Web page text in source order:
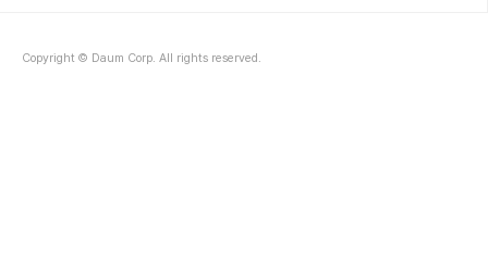
Copyright © Daum Corp. All rights reserved.